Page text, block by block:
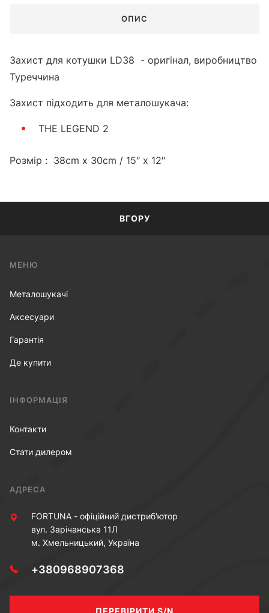
ОПИС
Захист для котушки LD38 - оригінал, виробництво
Туреччина
Захист підходить для металошукача:
THE LEGEND 2
Розмір : 38cm x 30cm / 15″ x 12″
ВГОРУ
МЕНЮ
Металошукачі
Аксесуари
Гарантія
Де купити
ІНФОРМАЦІЯ
Контакти
Стати дилером
АДРЕСА
FORTUNA - офіційний дистриб'ютор
вул. Зарічанська 11Л
м. Хмельницький, Україна
+380968907368
ПЕРЕВІРИТИ S/N